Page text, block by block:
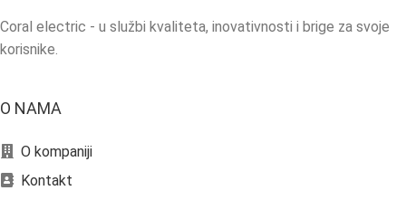
Coral electric - u službi kvaliteta, inovativnosti i brige za svoje
korisnike.
O NAMA
O kompaniji
Kontakt